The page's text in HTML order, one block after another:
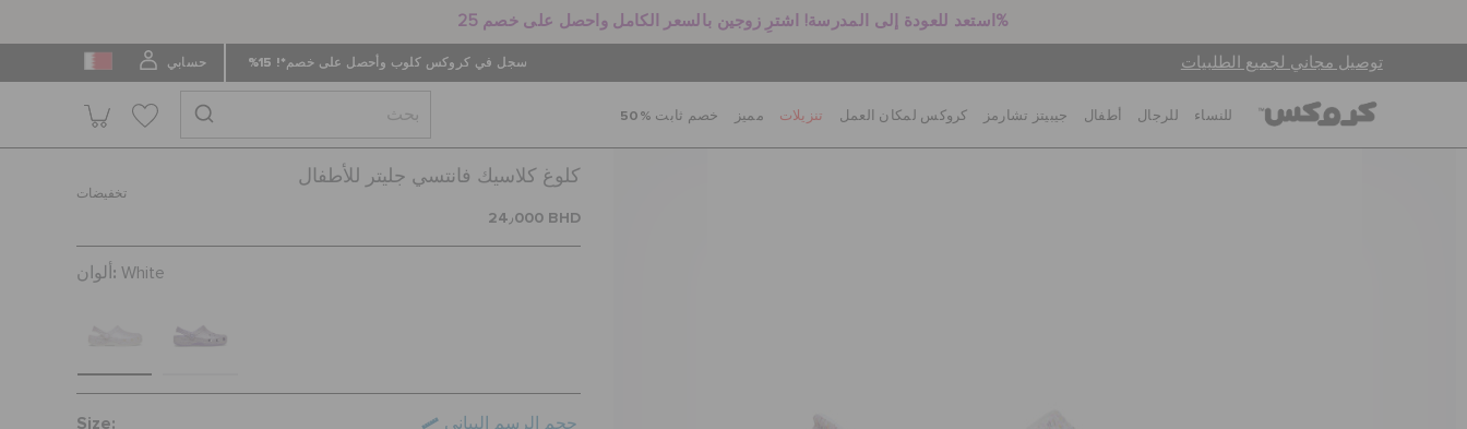
استعد للعودة إلى المدرسة! اشترِ زوجين بالسعر الكامل واحصل على خصم 25%
توصيل مجاني لجميع الطلبيات سجل في كروكس كلوب وأحصل على خصم*! 15% حسابي
للنساء للرجال أطفال جيبيتز تشارمز كروكس لمكان العمل تنزيلات مميز خصم ثابت %50
كلوغ كلاسيك فانتسي جليتر للأطفال
تخفيضات
24٫000 BHD
ألوان: White
Size:
حجم الرسم البياني